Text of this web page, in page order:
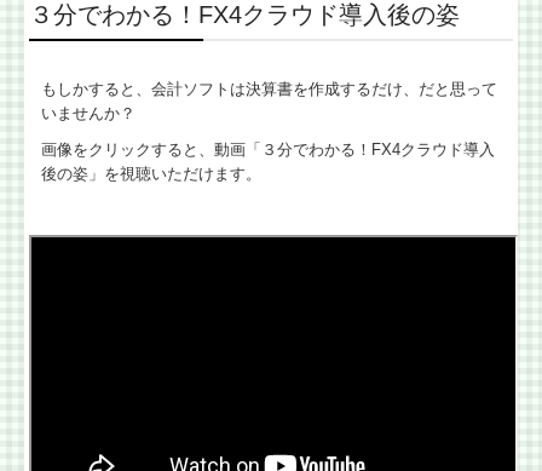
デジタル化・AI導入補助金
相続に関する相談
相続に関するQ&A
３分でわかる！FX4クラウド導入後の姿
もしかすると、会計ソフトは決算書を作成するだけ、だと思って
いませんか？
画像をクリックすると、動画「３分でわかる！FX4クラウド導入
後の姿」を視聴いただけます。